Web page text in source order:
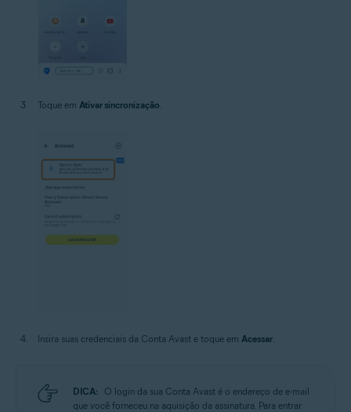
Toque em Ativar sincronização.
Insira suas credenciais da Conta Avast e toque em Acessar
DICA:
O login da sua Conta Avast é o endereço de e-mail
que você forneceu na aquisição da assinatura. Para entrar